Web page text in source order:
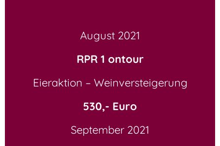
August 2021
RPR 1 ontour
Eieraktion – Weinversteigerung
530,- Euro
September 2021